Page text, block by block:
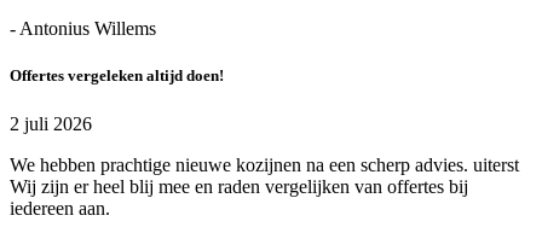
- Antonius Willems
Offertes vergeleken altijd doen!
2 juli 2026
We hebben prachtige nieuwe kozijnen na een scherp advies. uiterst
Wij zijn er heel blij mee en raden vergelijken van offertes bij
iedereen aan.